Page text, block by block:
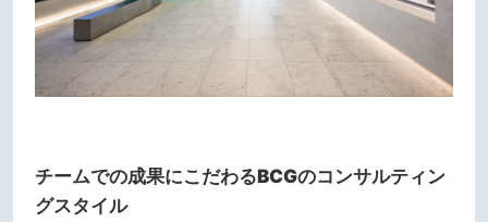
チームでの成果にこだわるBCGのコンサルティン
グスタイル